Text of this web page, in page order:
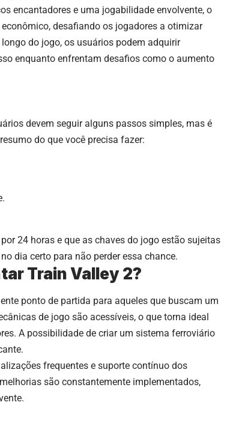
encantadores e uma jogabilidade envolvente, o
desafiando os jogadores a otimizar
do jogo, os usuários podem adquirir
enquanto enfrentam desafios como o aumento
devem seguir alguns passos simples, mas é
do que você precisa fazer:
24 horas e que as chaves do jogo estão sujeitas
dia certo para não perder essa chance.
Train Valley 2?
ponto de partida para aqueles que buscam um
de jogo são acessíveis, o que torna ideal
A possibilidade de criar um sistema ferroviário
frequentes e suporte contínuo dos
são constantemente implementados,